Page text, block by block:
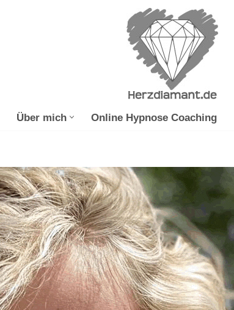
Über mich Online Hypnose Coaching